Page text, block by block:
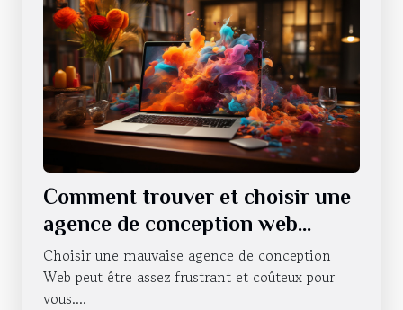
Comment trouver et choisir une
agence de conception web
professionnelle ?
Choisir une mauvaise agence de conception
Web peut être assez frustrant et coûteux pour
vous....